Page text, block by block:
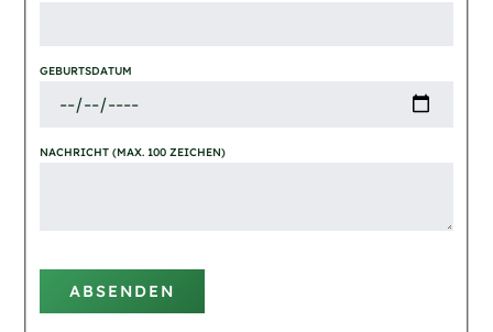
GEBURTSDATUM
NACHRICHT (MAX. 100 ZEICHEN)
ABSENDEN